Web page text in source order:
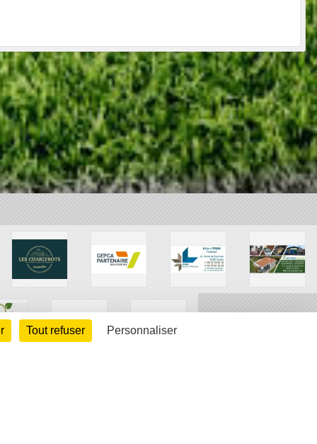
Tout refuser Personnaliser